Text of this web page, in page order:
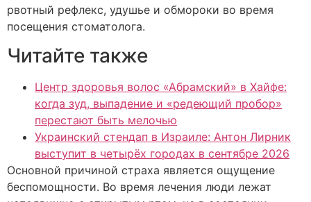
рвотный рефлекс, удушье и обмороки во время
посещения стоматолога.
Читайте также
Центр здоровья волос «Абрaмский» в Хайфе:
когда зуд, выпадение и «редеющий пробор»
перестают быть мелочью
Украинский стендап в Израиле: Антон Лирник
выступит в четырёх городах в сентябре 2026
Основной причиной страха является ощущение
беспомощности. Во время лечения люди лежат